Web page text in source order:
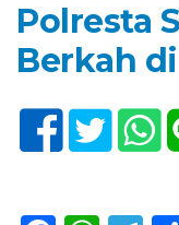
Polresta
Berkah